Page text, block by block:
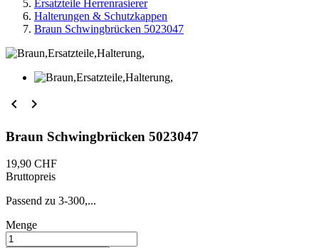
Ersatzteile Herrenrasierer
Halterungen & Schutzkappen
Braun Schwingbrücken 5023047
 
Braun Schwingbrücken 5023047
19,90 CHF
Bruttopreis
Passend zu 3-300,...
Menge